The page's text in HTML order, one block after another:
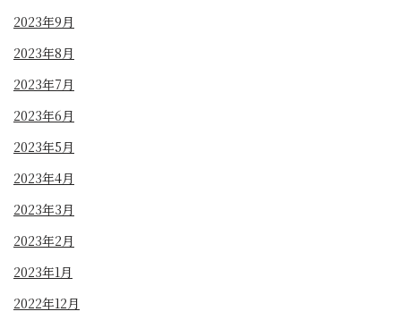
2023年9月
2023年8月
2023年7月
2023年6月
2023年5月
2023年4月
2023年3月
2023年2月
2023年1月
2022年12月